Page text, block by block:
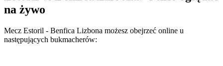
na żywo
Mecz Estoril - Benfica Lizbona możesz obejrzeć online u
następujących bukmacherów: